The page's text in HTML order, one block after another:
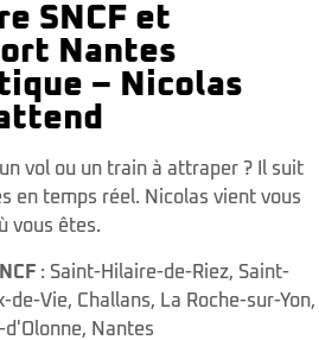
SNCF et
Nantes
– Nicolas
vol ou un train à attraper ? Il suit
en temps réel. Nicolas vient vous
vous êtes.
: Saint-Hilaire-de-Riez, Saint-
de-Vie, Challans, La Roche-sur-Yon,
d'Olonne, Nantes